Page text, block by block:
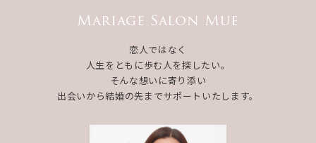
Mariage Salon Mue
恋人ではなく
人生をともに歩む人を探したい。
そんな想いに寄り添い
出会いから結婚の先までサポートいたします。